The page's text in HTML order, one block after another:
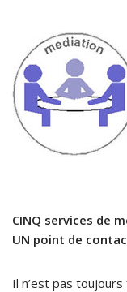
CINQ services de
UN point de
Il n’est pas